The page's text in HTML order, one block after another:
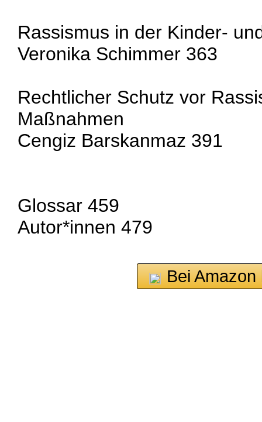
Rassismus in der Kinder-
Veronika Schimmer 363
Rechtlicher Schutz vor
Maßnahmen
Cengiz Barskanmaz 391
Glossar 459
Autor*innen 479
Bei Amazon